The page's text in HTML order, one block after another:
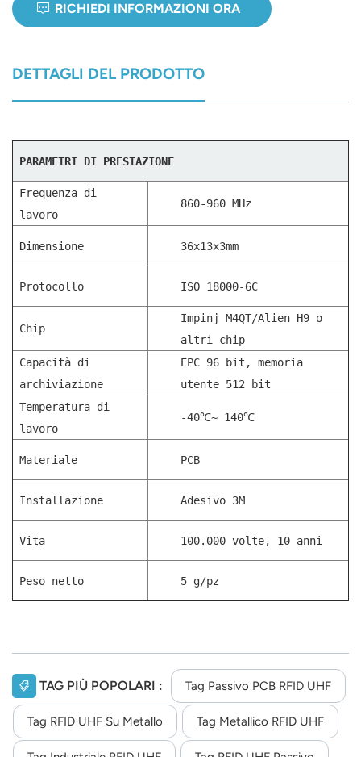
RICHIEDI INFORMAZIONI ORA
DETTAGLI DEL PRODOTTO
PARAMETRI DI PRESTAZIONE
Frequenza di
lavoro
860-960 MHz
Dimensione 36x13x3mm
Protocollo ISO 18000-6C
Chip
Impinj M4QT/Alien H9 o
altri chip
Capacità di
archiviazione
EPC 96 bit, memoria
utente 512 bit
Temperatura di
lavoro
-40℃~ 140℃
Materiale PCB
Installazione Adesivo 3M
Vita 100.000 volte, 10 anni
Peso netto 5 g/pz
TAG PIÙ POPOLARI : Tag Passivo PCB RFID UHF
Tag RFID UHF Su Metallo Tag Metallico RFID UHF